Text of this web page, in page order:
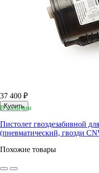
37 400 ₽
Купить
В наличии
Пистолет гвоздезабивной
(пневматический, гвозди
Похожие товары